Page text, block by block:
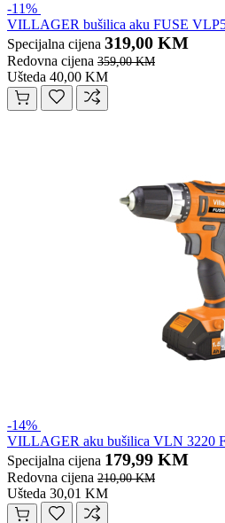
-11%
VILLAGER bušilica aku FUSE
Specijalna cijena 319,00 KM
Redovna cijena 359,00 KM
Ušteda 40,00 KM
-14%
VILLAGER aku bušilica VLN 3220
Specijalna cijena 179,99 KM
Redovna cijena 210,00 KM
Ušteda 30,01 KM